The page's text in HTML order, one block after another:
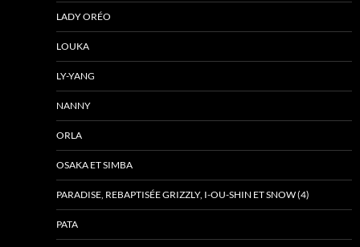
LADY ORÉO
LOUKA
LY-YANG
NANNY
ORLA
OSAKA ET SIMBA
PARADISE, REBAPTISÉE GRIZZLY, I-OU-SHIN ET SNOW (4)
PATA